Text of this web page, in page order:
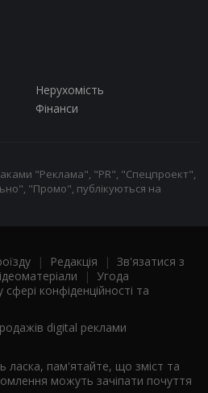
Нерухомість
Фінанси
"Реклама", "PR", "Спецпроект",
"Промо", публікуються на
| Редакція | Зв'язатися з
| Угода
сфері конфіденційності та
digital реклами
пам'ятайте, що зміст та
можуть зачіпати почуття